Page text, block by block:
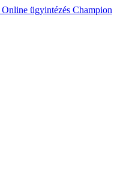
Online ügyintézés Champion